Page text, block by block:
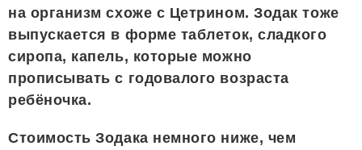
на организм схоже с Цетрином. Зодак тоже
выпускается в форме таблеток, сладкого
сиропа, капель, которые можно
прописывать с годовалого возраста
ребёночка.
Стоимость Зодака немного ниже, чем